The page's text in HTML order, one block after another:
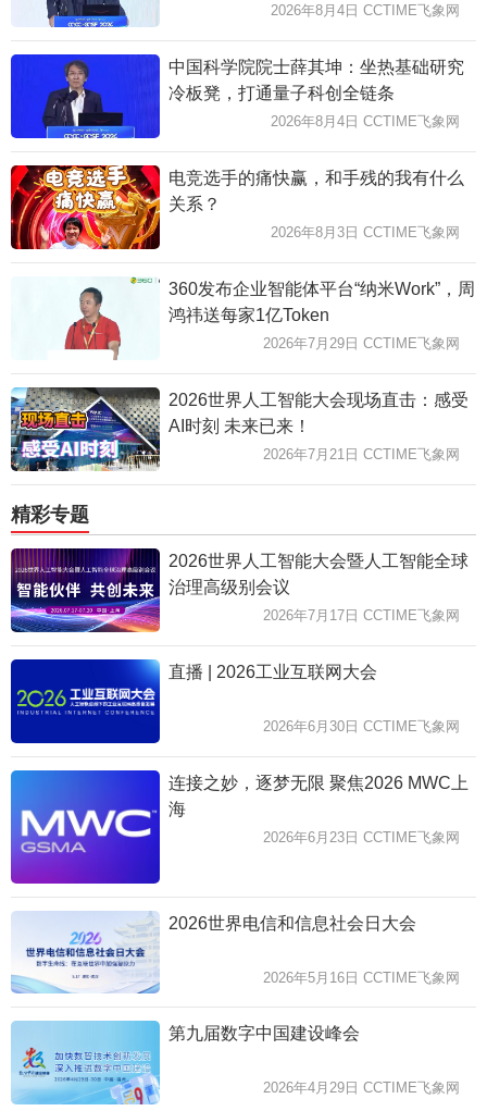
2026年8月4日 CCTIME飞象网
中国科学院院士薛其坤：坐热基础研究
冷板凳，打通量子科创全链条
2026年8月4日 CCTIME飞象网
电竞选手的痛快赢，和手残的我有什么
关系？
2026年8月3日 CCTIME飞象网
360发布企业智能体平台“纳米Work”，周
鸿祎送每家1亿Token
2026年7月29日 CCTIME飞象网
2026世界人工智能大会现场直击：感受
AI时刻 未来已来！
2026年7月21日 CCTIME飞象网
精彩专题
2026世界人工智能大会暨人工智能全球
治理高级别会议
2026年7月17日 CCTIME飞象网
直播 | 2026工业互联网大会
2026年6月30日 CCTIME飞象网
连接之妙，逐梦无限 聚焦2026 MWC上
海
2026年6月23日 CCTIME飞象网
2026世界电信和信息社会日大会
2026年5月16日 CCTIME飞象网
第九届数字中国建设峰会
2026年4月29日 CCTIME飞象网